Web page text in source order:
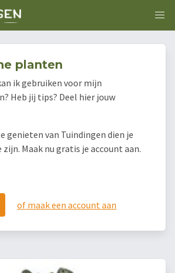
planten
ik gebruiken voor mijn
Heb jij tips? Deel hier jouw
genieten van Tuindingen dien je
Maak nu gratis je account aan.
of maak een account aan